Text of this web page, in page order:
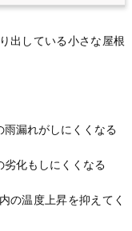
出している小さな屋根
雨漏れがしにくくなる
劣化もしにくくなる
の温度上昇を抑えてく